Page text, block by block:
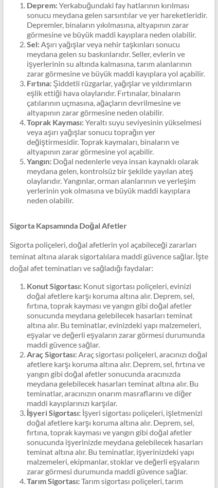
Deprem:Yerkabuğundaki fay hatlarının kırılması
sonucu meydana gelen sarsıntılar ve yer hareketleridir.
Depremler, binaların yıkılmasına, altyapının zarar
görmesine ve büyük maddi kayıplara neden olabilir.
Sel:Aşırı yağışlar veya nehir taşkınları sonucu
meydana gelen su baskınlarıdır. Seller, evlerin ve
işyerlerinin su altında kalmasına, tarım alanlarının
zarar görmesine ve büyük maddi kayıplara yol açabilir.
Fırtına:Şiddetli rüzgarlar, yağışlar ve yıldırımların
eşlik ettiği hava olaylarıdır. Fırtınalar, binaların
çatılarının uçmasına, ağaçların devrilmesine ve
altyapının zarar görmesine neden olabilir.
Toprak Kayması:Yeraltı suyu seviyesinin yükselmesi
veya aşırı yağışlar sonucu toprağın yer
değiştirmesidir. Toprak kaymaları, binaların ve
altyapının zarar görmesine yol açabilir.
Yangın:Doğal nedenlerle veya insan kaynaklı olarak
meydana gelen, kontrolsüz bir şekilde yayılan ateş
olaylarıdır. Yangınlar, orman alanlarının ve yerleşim
yerlerinin yok olmasına ve büyük maddi kayıplara
neden olabilir.
Sigorta Kapsamında Doğal Afetler
Sigorta poliçeleri, doğal afetlerin yol açabileceği zararları
teminat altına alarak sigortalılara maddi güvence sağlar. İşte
doğal afet teminatları ve sağladığı faydalar:
Konut Sigortası:Konut sigortası poliçeleri, evinizi
doğal afetlere karşı koruma altına alır. Deprem, sel,
fırtına, toprak kayması ve yangın gibi doğal afetler
sonucunda meydana gelebilecek hasarları teminat
altına alır. Bu teminatlar, evinizdeki yapı malzemeleri,
eşyalar ve değerli eşyaların zarar görmesi durumunda
maddi güvence sağlar.
Araç Sigortası:Araç sigortası poliçeleri, aracınızı doğal
afetlere karşı koruma altına alır. Deprem, sel, fırtına ve
yangın gibi doğal afetler sonucunda aracınızda
meydana gelebilecek hasarları teminat altına alır. Bu
teminatlar, aracınızın onarım masraflarını ve diğer
maddi kayıplarınızı karşılar.
İşyeri Sigortası:İşyeri sigortası poliçeleri, işletmenizi
doğal afetlere karşı koruma altına alır. Deprem, sel,
fırtına, toprak kayması ve yangın gibi doğal afetler
sonucunda işyerinizde meydana gelebilecek hasarları
teminat altına alır. Bu teminatlar, işyerinizdeki yapı
malzemeleri, ekipmanlar, stoklar ve değerli eşyaların
zarar görmesi durumunda maddi güvence sağlar.
Tarım Sigortası:Tarım sigortası poliçeleri, tarım